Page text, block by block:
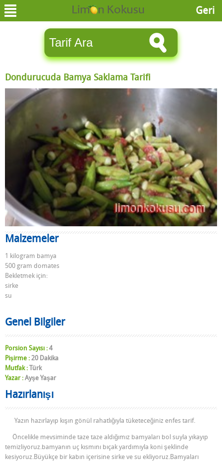
Geri
Dondurucuda Bamya Saklama Tarifi
Malzemeler
1 kilogram bamya
500 gram domates
Bekletmek için:
sirke
su
Genel Bilgiler
Porsion Sayısı : 4
Pişirme : 20 Dakika
Mutfak : Türk
Yazar : Ayşe Yaşar
Hazırlanışı
Yazın hazırlayıp kışın gönül rahatlığıyla tüketeceğiniz enfes tarif.
Öncelikle mevsiminde taze taze aldığımız bamyaları bol suyla yıkayıp
temizliyoruz.bamyanın uç kısmını bıçak yardımıyla koni şeklinde
kesiyoruz.Büyükçe bir kabın içerisine sirke ve su ekliyoruz.Bamyaları